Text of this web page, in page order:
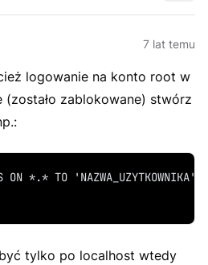
7 lat temu
logowanie na konto root w
(zostało zablokowane) stwórz
ON *.* TO
tylko po localhost wtedy